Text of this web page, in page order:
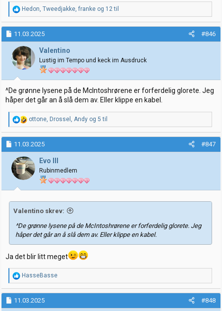
R
e
a
k
j
o
n
e
r
Hedon Tweedjakke franke og 12 til
11.03.2025 #846
Valentino
Lustig im Tempo und keck im Ausdruck
^De grønne lysene på de McIntoshrørene er forferdelig glorete. Jeg
håper det går an å slå dem av. Eller klippe en kabel.
R
e
a
k
j
o
n
r
ottone Drossel Andy og 5 til
11.03.2025 #847
Evo III
Rubinmedlem
Valentino skrev:
^De grønne lysene på de McIntoshrørene er forferdelig glorete. Jeg
håper det går an å slå dem av. Eller klippe en kabel.
Ja det blir litt meget
R
e
a
k
s
HasseBasse
11.03.2025 #848